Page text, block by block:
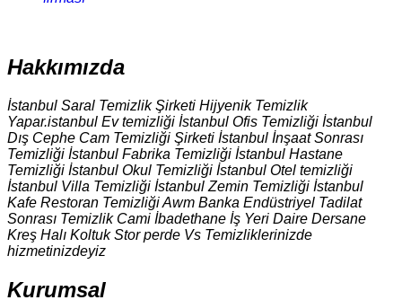
Hakkımızda
İstanbul Saral Temizlik Şirketi Hijyenik Temizlik
Yapar.istanbul Ev temizliği İstanbul Ofis Temizliği İstanbul
Dış Cephe Cam Temizliği Şirketi İstanbul İnşaat Sonrası
Temizliği İstanbul Fabrika Temizliği İstanbul Hastane
Temizliği İstanbul Okul Temizliği İstanbul Otel temizliği
İstanbul Villa Temizliği İstanbul Zemin Temizliği İstanbul
Kafe Restoran Temizliği Awm Banka Endüstriyel Tadilat
Sonrası Temizlik Cami İbadethane İş Yeri Daire Dersane
Kreş Halı Koltuk Stor perde Vs Temizliklerinizde
hizmetinizdeyiz
Kurumsal